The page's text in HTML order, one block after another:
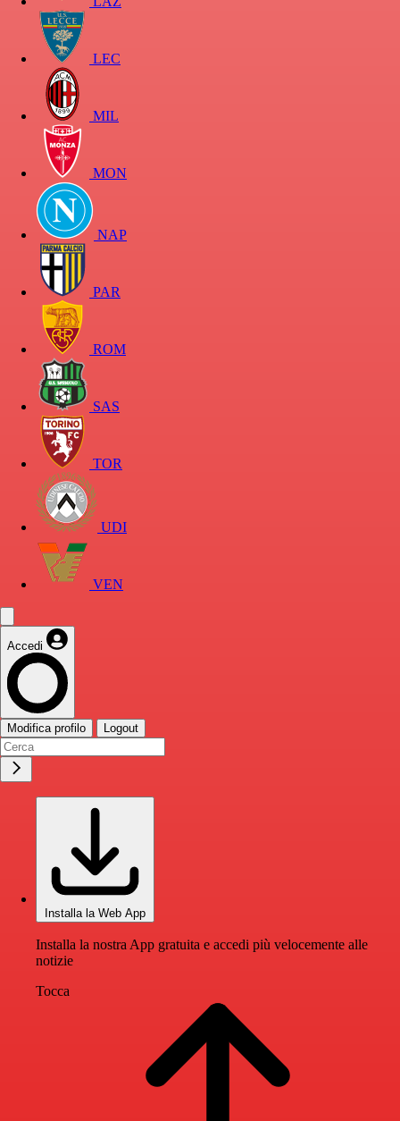
LEC
MIL
MON
NAP
PAR
ROM
SAS
TOR
UDI
VEN
Accedi
Modifica profilo Logout
Installa la Web App
Installa la nostra App gratuita e accedi più velocemente alle
notizie
Tocca